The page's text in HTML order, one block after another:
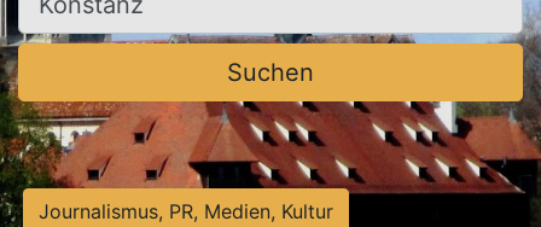
Suchen
Journalismus, PR, Medien, Kultur